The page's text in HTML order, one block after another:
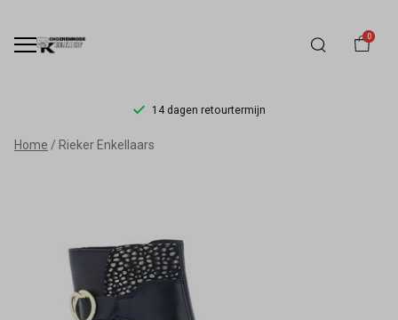
0
14 dagen retourtermijn
Rieker
Schoenmode
Kerkhof
Home Rieker Enkellaars